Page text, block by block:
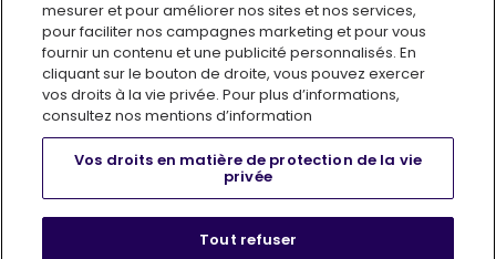
Vancouver
Conditions d’utilisation
Politique de confidentialité
Infolettre (EN)
mesurer et pour améliorer nos sites et nos services,
pour faciliter nos campagnes marketing et pour vous
fournir un contenu et une publicité personnalisés. En
cliquant sur le bouton de droite, vous pouvez exercer
vos droits à la vie privée. Pour plus d’informations,
consultez nos mentions d’information
Vos droits en matière de protection de la vie
privée
Tout refuser